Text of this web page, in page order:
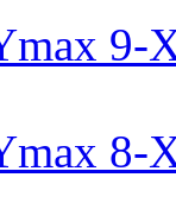
9-
8-